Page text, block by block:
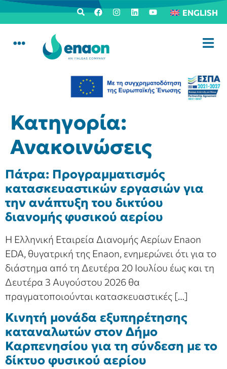
ENGLISH
Κατηγορία:
Ανακοινώσεις
Πάτρα: Προγραμματισμός
κατασκευαστικών εργασιών για
την ανάπτυξη του δικτύου
διανομής φυσικού αερίου
Η Ελληνική Εταιρεία Διανομής Αερίων Enaon
EDA, θυγατρική της Enaon, ενημερώνει ότι για το
διάστημα από τη Δευτέρα 20 Ιουλίου έως και τη
Δευτέρα 3 Αυγούστου 2026 θα
πραγματοποιούνται κατασκευαστικές […]
Κινητή μονάδα εξυπηρέτησης
καταναλωτών στον Δήμο
Καρπενησίου για τη σύνδεση με το
δίκτυο φυσικού αερίου